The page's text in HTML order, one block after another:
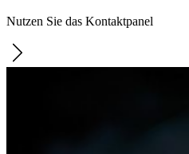
Nutzen Sie das Kontaktpanel